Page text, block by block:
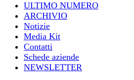
ULTIMO NUMERO
ARCHIVIO
Notizie
Media Kit
Contatti
Schede aziende
NEWSLETTER